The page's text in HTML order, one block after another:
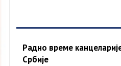
Радно време
Србије